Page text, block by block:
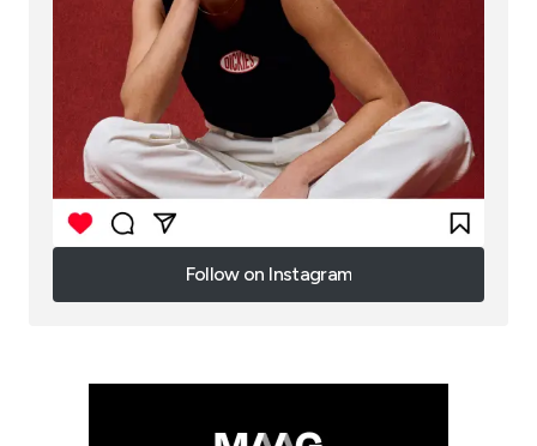
Follow on Instagram
Follow on Instagram